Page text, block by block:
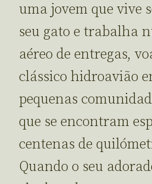
uma jovem que vive
seu gato e trabalha
aéreo de entregas,
clássico hidroavião
pequenas
que se encontram
centenas de
Quando o seu